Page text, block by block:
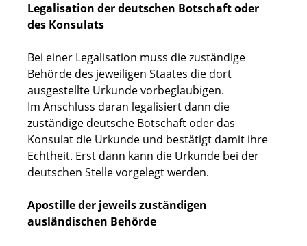
Legalisation der deutschen Botschaft oder
des Konsulats
Bei einer Legalisation muss die zuständige
Behörde des jeweiligen Staates die dort
ausgestellte Urkunde vorbeglaubigen.
Im Anschluss daran legalisiert dann die
zuständige deutsche Botschaft oder das
Konsulat die Urkunde und bestätigt damit ihre
Echtheit. Erst dann kann die Urkunde bei der
deutschen Stelle vorgelegt werden.
Apostille der jeweils zuständigen
ausländischen Behörde